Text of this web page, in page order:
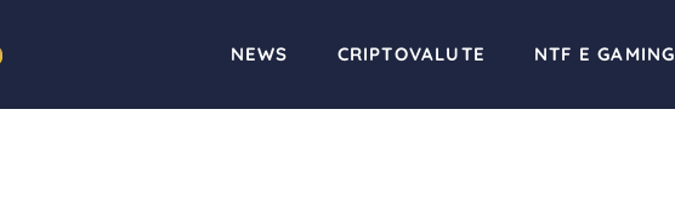
NEWS CRIPTOVALUTE NTF E GAMING